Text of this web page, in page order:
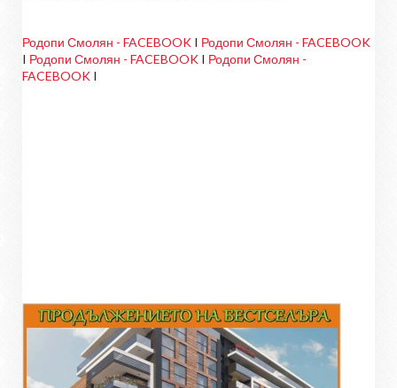
Родопи Смолян - FACEBOOK I Родопи Смолян - FACEBOOK
I Родопи Смолян - FACEBOOK I Родопи Смолян -
FACEBOOK I